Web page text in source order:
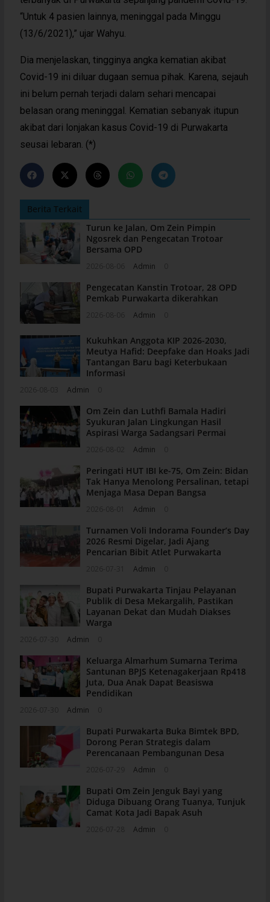
“Untuk 4 pasien lainnya, meninggal pada Minggu
(13/6/2021),” ujar Wahyu.
Dia menjelaskan, tingginya angka kematian akibat
Covid-19 ini diluar dugaan semua pihak. Karena, sejauh
ini belum pernah terjadi dalam sehari mencapai
belasan orang meninggal. Kematian sebanyak itupun
akibat dari lonjakan kasus Covid-19 di Purwakarta
seusai lebaran. (*)
Berita Terkait
Turun ke Jalan, Om Zein Pimpin
Ngosrek dan Pengecatan Trotoar
Bersama OPD
Admin
Pengecatan Kanstin Trotoar, 28 OPD
Pemkab Purwakarta dikerahkan
Admin
Kukuhkan Anggota KIP 2026-2030,
Meutya Hafid: Deepfake dan Hoaks Jadi
Tantangan Baru bagi Keterbukaan
Informasi
Admin
Om Zein dan Luthfi Bamala Hadiri
Syukuran Jalan Lingkungan Hasil
Aspirasi Warga Sadangsari Permai
Admin
Peringati HUT IBI ke-75, Om Zein: Bidan
Tak Hanya Menolong Persalinan, tetapi
Menjaga Masa Depan Bangsa
Admin
Turnamen Voli Indorama Founder’s Day
2026 Resmi Digelar, Jadi Ajang
Pencarian Bibit Atlet Purwakarta
Admin
Bupati Purwakarta Tinjau Pelayanan
Publik di Desa Mekargalih, Pastikan
Layanan Dekat dan Mudah Diakses
Warga
Admin
Keluarga Almarhum Sumarna Terima
Santunan BPJS Ketenagakerjaan Rp418
Juta, Dua Anak Dapat Beasiswa
Pendidikan
Admin
Bupati Purwakarta Buka Bimtek BPD,
Dorong Peran Strategis dalam
Perencanaan Pembangunan Desa
Admin
Bupati Om Zein Jenguk Bayi yang
Diduga Dibuang Orang Tuanya, Tunjuk
Camat Kota Jadi Bapak Asuh
Admin